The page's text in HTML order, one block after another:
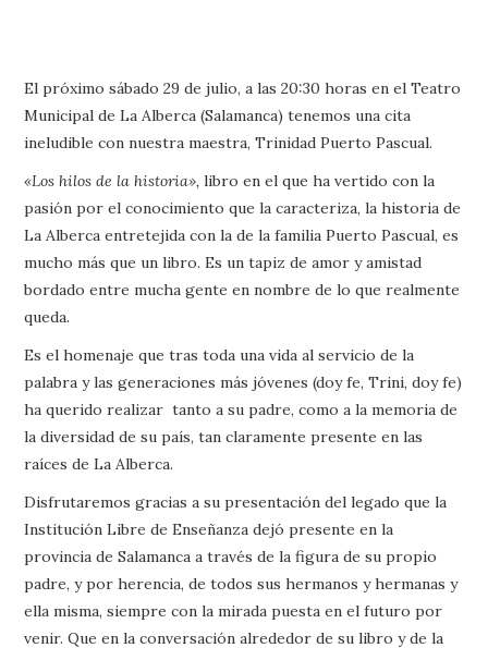
El próximo sábado 29 de julio, a las 20:30 horas en el Teatro
Municipal de La Alberca (Salamanca) tenemos una cita
ineludible con nuestra maestra, Trinidad Puerto Pascual.
«Los hilos de la historia»,libro en el que ha vertido con la
pasión por el conocimiento que la caracteriza, la historia de
La Alberca entretejida con la de la familia Puerto Pascual, es
mucho más que un libro. Es un tapiz de amor y amistad
bordado entre mucha gente en nombre de lo que realmente
queda.
Es el homenaje que tras toda una vida al servicio de la
palabra y las generaciones más jóvenes (doy fe, Trini, doy fe)
ha querido realizar tanto a su padre, como a la memoria de
la diversidad de su país, tan claramente presente en las
raíces de La Alberca.
Disfrutaremos gracias a su presentación del legado que la
Institución Libre de Enseñanza dejó presente en la
provincia de Salamanca a través de la figura de su propio
padre, y por herencia, de todos sus hermanos y hermanas y
ella misma, siempre con la mirada puesta en el futuro por
venir. Que en la conversación alrededor de su libro y de la